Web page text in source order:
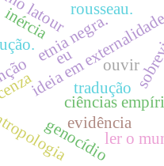
etnia negra.
evidência
ideia em
ciências
genocídio
tradução
ler o
rousseau.
inércia
ouvir
eu